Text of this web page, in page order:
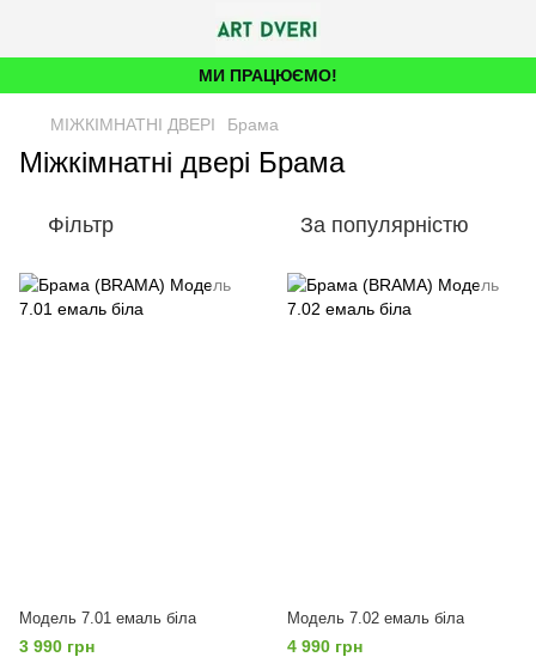
МИ ПРАЦЮЄМО!
МІЖКІМНАТНІ ДВЕРІ Брама
Міжкімнатні двері Брама
Фільтр За популярністю
Модель 7.01 емаль біла
3 990 грн
Модель 7.02 емаль біла
4 990 грн